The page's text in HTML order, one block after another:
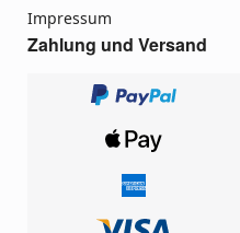
Impressum
Zahlung und Versand